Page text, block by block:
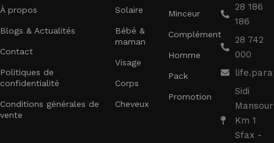
À propos
Blogs & Actualités
Contact
Politiques de
confidentialité
Conditions générales de
vente
Solaire
Bébé &
maman
Visage
Corps
Cheveux
Minceur
Complément
Homme
Pack
Promotion
28 186
186
28 742
000
Sidi
Mansour
Km 1
Sfax -